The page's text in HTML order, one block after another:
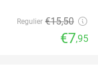
Regulier €15,50
€7,95